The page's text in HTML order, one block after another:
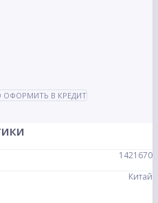
В КРЕДИТ
1421670
Китай